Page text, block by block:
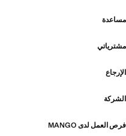
مساعدة
مشترياتي
الإرجاع
الشركة
فرص العمل لدى MANGO